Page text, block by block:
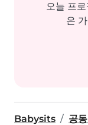
오늘 프
은
Babysits 공